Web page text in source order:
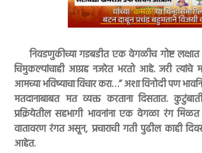
निवडणुकीच्या गडबडीत एक वेगळीच गोष्ट
चिमुकल्यांचाही आग्रह नजरेत भरतो आहे. जरी त्यांचे
आमच्या भविष्याचा विचार करा…” अशा विनोदी पण
मतदानाबाबत मत व्यक्त करताना दिसतात.
प्रक्रियेतील सहभागी भावनांना एक वेगळा रंग
वातावरण रंगत असून, प्रचाराची गती पुढील काही
आहेत.